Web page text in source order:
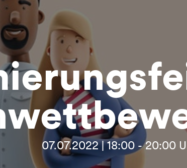
07.07.2022 | 18:00 - 20:00